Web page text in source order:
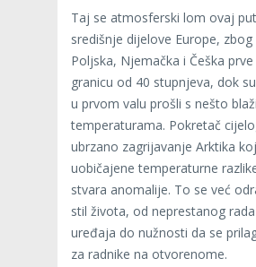
Taj se atmosferski lom ovaj
središnje dijelove Europe, zbog
Poljska, Njemačka i Češka
granicu od 40 stupnjeva, dok
u prvom valu prošli s nešto
temperaturama. Pokretač
ubrzano zagrijavanje Arktika
uobičajene temperaturne
stvara anomalije. To se već
stil života, od neprestanog
uređaja do nužnosti da se
za radnike na otvorenome.